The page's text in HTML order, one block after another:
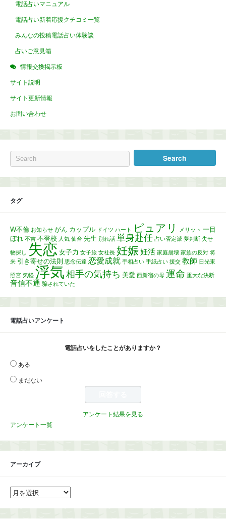
電話占いマニュアル
電話占い新着応援クチコミ一覧
みんなの投稿電話占い体験談
占いご意見箱
情報交換掲示板
サイト説明
サイト更新情報
お問い合わせ
タグ
W不倫 お知らせ がん カップル ドイツ ハート ピュアリ メリット 一目
ぼれ 不吉 不登校 人気 仙台 先生 別れ話 単身赴任 占い否定派 夢判断 失せ
物探し 失恋 女子力 女子旅 女社長 妊娠妊活 家庭崩壊 家族の反対 将
来 引き寄せの法則 思念伝達 恋愛成就 手相占い 手紙占い 援交 教師 日光東
照宮 気軽 浮気 相手の気持ち 美愛 西新宿の母 運命 重大な決断
音信不通 騙されていた
電話占いアンケート
電話占いをしたことがありますか？
ある
まだない
アンケート結果を見る
アンケート一覧
アーカイブ
ア
ー
イ